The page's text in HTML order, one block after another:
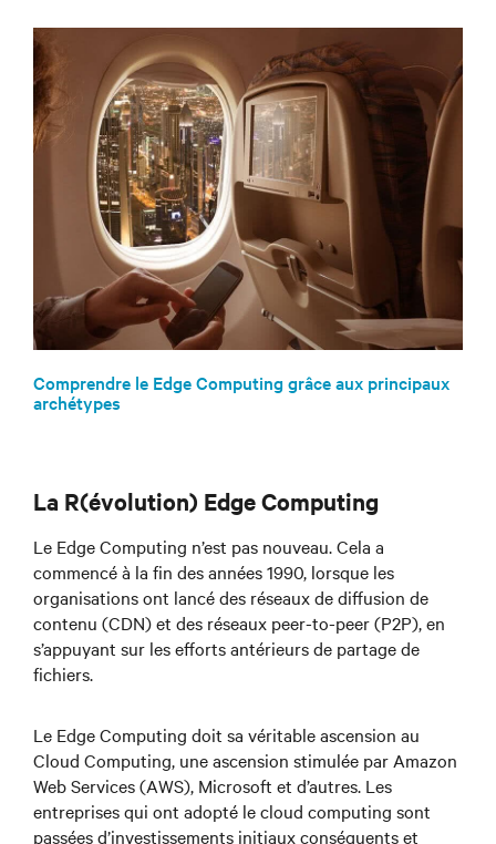
Comprendre le Edge Computing grâce aux principaux
archétypes
La R(évolution) Edge Computing
Le Edge Computing n’est pas nouveau. Cela a
commencé à la fin des années 1990, lorsque les
organisations ont lancé des réseaux de diffusion de
contenu (CDN) et des réseaux peer-to-peer (P2P), en
s’appuyant sur les efforts antérieurs de partage de
fichiers.
Le Edge Computing doit sa véritable ascension au
Cloud Computing, une ascension stimulée par Amazon
Web Services (AWS), Microsoft et d’autres. Les
entreprises qui ont adopté le cloud computing sont
passées d’investissements initiaux conséquents et